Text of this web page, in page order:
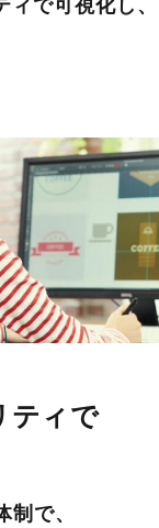
で可視化し、
ティで
で、